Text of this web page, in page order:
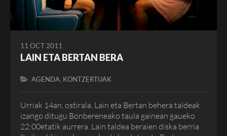
11 OCT 2011
LAIN ETA BERTAN BERA
AGENDA, KONTZERTUAK
Urriak 14an, ostirala, Lain eta Bertan behera taldeak
izango ditugu Bonbereneako taula gainean gaueko
22:00etatik aurrera. Lain taldea beraien diska berria